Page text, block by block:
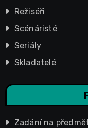
Režiséři
Scénáristé
Seriály
Skladatelé
Zadání na